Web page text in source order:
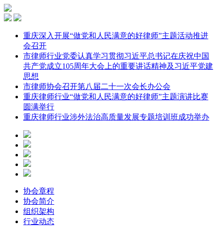
重庆深入开展“做党和人民满意的好律师”主题活动推进
会召开
市律师行业党委认真学习贯彻习近平总书记在庆祝中国
共产党成立105周年大会上的重要讲话精神及习近平党建
思想
市律师协会召开第八届二十一次会长办公会
重庆律师行业“做党和人民满意的好律师”主题演讲比赛
圆满举行
重庆律师行业涉外法治高质量发展专题培训班成功举办
协会章程
协会简介
组织架构
行业动态